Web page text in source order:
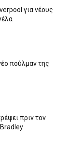
για νέους
πούλμαν της
πριν τον